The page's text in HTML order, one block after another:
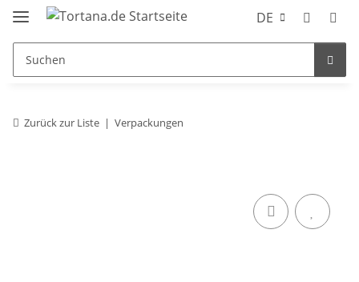
DE
Zurück zur Liste Verpackungen